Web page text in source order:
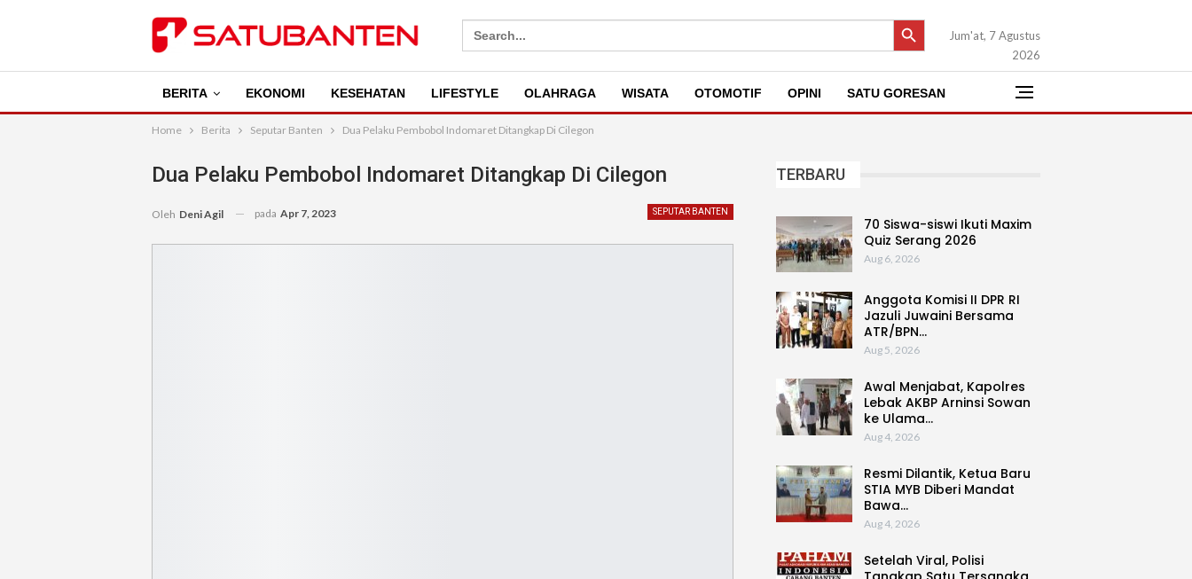
Search
for:
SEARCH BUTTON
Jum'at, 7 Agustus
2026
BERITA EKONOMI KESEHATAN LIFESTYLE OLAHRAGA WISATA OTOMOTIF OPINI SATU GORESAN
Home Berita Seputar Banten Dua Pelaku Pembobol Indomaret Ditangkap Di Cilegon
Dua Pelaku Pembobol Indomaret Ditangkap Di Cilegon
SEPUTAR BANTEN
Oleh Deni Agil pada Apr 7, 2023
TERBARU
70 Siswa-siswi Ikuti Maxim
Quiz Serang 2026
Aug 6, 2026
Anggota Komisi II DPR RI
Jazuli Juwaini Bersama
ATR/BPN…
Aug 5, 2026
Awal Menjabat, Kapolres
Lebak AKBP Arninsi Sowan
ke Ulama…
Aug 4, 2026
Resmi Dilantik, Ketua Baru
STIA MYB Diberi Mandat
Bawa…
Aug 4, 2026
Setelah Viral, Polisi